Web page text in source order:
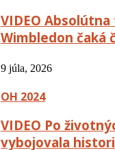
VIDEO
Wimbledon čaká
9 júla, 2026
OH 2024
VIDEO Po
vybojovala